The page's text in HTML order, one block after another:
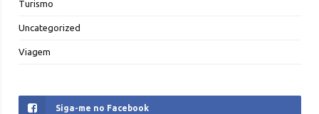
Turismo
Uncategorized
Viagem
Siga-me no Facebook